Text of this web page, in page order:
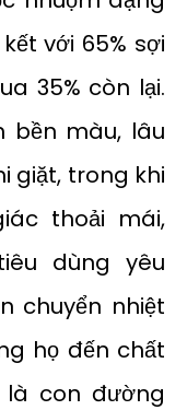
với 65% sợi
35% còn lại.
bền màu, lâu
giặt, trong khi
thoải mái,
dùng yêu
chuyển nhiệt
họ đến chất
là con đường